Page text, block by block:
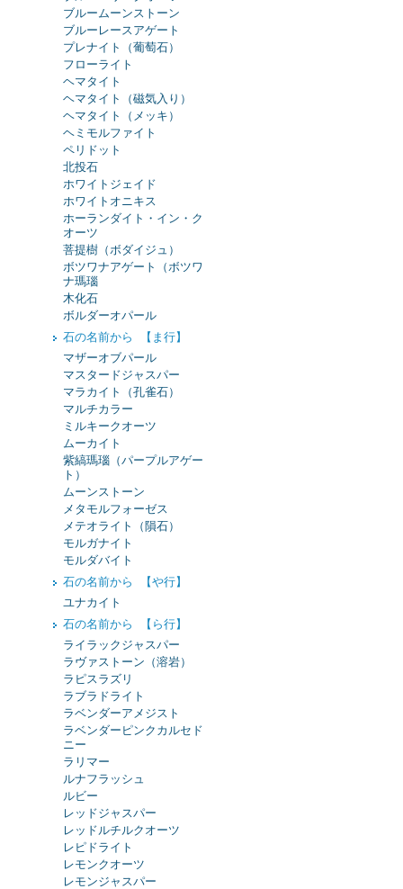
ブルームーンストーン
ブルーレースアゲート
プレナイト（葡萄石）
フローライト
ヘマタイト
ヘマタイト（磁気入り）
ヘマタイト（メッキ）
ヘミモルファイト
ペリドット
北投石
ホワイトジェイド
ホワイトオニキス
ホーランダイト・イン・ク
オーツ
菩提樹（ボダイジュ）
ボツワナアゲート（ボツワ
ナ瑪瑙
木化石
ボルダーオパール
石の名前から 【ま行】
マザーオブパール
マスタードジャスパー
マラカイト（孔雀石）
マルチカラー
ミルキークオーツ
ムーカイト
紫縞瑪瑙（パープルアゲー
ト）
ムーンストーン
メタモルフォーゼス
メテオライト（隕石）
モルガナイト
モルダバイト
石の名前から 【や行】
ユナカイト
石の名前から 【ら行】
ライラックジャスパー
ラヴァストーン（溶岩）
ラピスラズリ
ラブラドライト
ラベンダーアメジスト
ラベンダーピンクカルセド
ニー
ラリマー
ルナフラッシュ
ルビー
レッドジャスパー
レッドルチルクオーツ
レピドライト
レモンクオーツ
レモンジャスパー